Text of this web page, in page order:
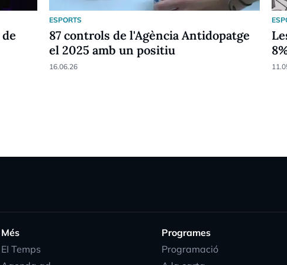
ESPORTS
87 controls de l'Agència Antidopatge
el 2025 amb un positiu
16.06.26
Més
EI Temps
Programes
Programació